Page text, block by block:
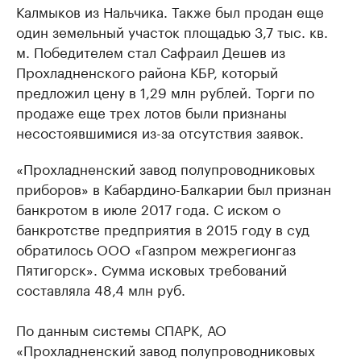
Калмыков из Нальчика. Также был продан еще
один земельный участок площадью 3,7 тыс. кв.
м. Победителем стал Сафраил Дешев из
Прохладненского района КБР, который
предложил цену в 1,29 млн рублей. Торги по
продаже еще трех лотов были признаны
несостоявшимися из-за отсутствия заявок.
«Прохладненский завод полупроводниковых
приборов» в Кабардино-Балкарии был признан
банкротом в июле 2017 года. С иском о
банкротстве предприятия в 2015 году в суд
обратилось ООО «Газпром межрегионгаз
Пятигорск». Сумма исковых требований
составляла 48,4 млн руб.
По данным системы СПАРК, АО
«Прохладненский завод полупроводниковых